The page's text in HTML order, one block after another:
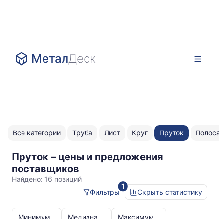
МеталДеск
Все категории Труба Лист Круг Пруток
Пруток – цены и предложения
поставщиков
Найдено: 16 позиций
1
Фильтры
Скрыть статистику
Минимум
Медиана
Максимум